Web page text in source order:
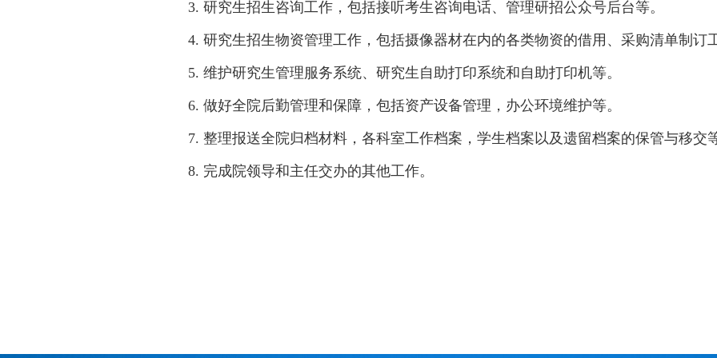
3. 研究生招生咨询工作，包括接听考生咨询电话、管理研招公众号后台等。
4. 研究生招生物资管理工作，包括摄像器材在内的各类物资的借用、采购清单制订
5. 维护研究生管理服务系统、研究生自助打印系统和自助打印机等。
6. 做好全院后勤管理和保障，包括资产设备管理，办公环境维护等。
7. 整理报送全院归档材料，各科室工作档案，学生档案以及遗留档案的保管与移交等
8. 完成院领导和主任交办的其他工作。